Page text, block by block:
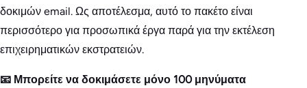
δοκιμών email. Ως αποτέλεσμα, αυτό το πακέτο είναι
περισσότερο για προσωπικά έργα παρά για την εκτέλεση
επιχειρηματικών εκστρατειών.
📧 Μπορείτε να δοκιμάσετε μόνο 100 μηνύματα